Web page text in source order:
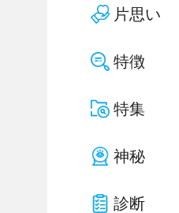
片思い
特徴
特集
神秘
診断